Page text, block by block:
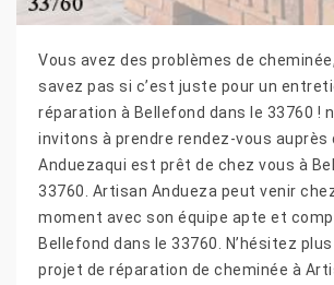
Vous avez des problèmes de
savez pas si c’est juste pour un
réparation à Bellefond dans le 33760 !
invitons à prendre rendez-vous auprès
Anduezaqui est prêt de chez vous à
33760. Artisan Andueza peut venir
moment avec son équipe apte et
Bellefond dans le 33760. N’hésitez
projet de réparation de cheminée à